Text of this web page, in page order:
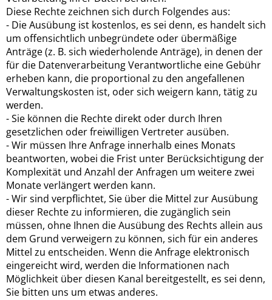
Diese Rechte zeichnen sich durch Folgendes aus:
- Die Ausübung ist kostenlos, es sei denn, es handelt sich
um offensichtlich unbegründete oder übermäßige
Anträge (z. B. sich wiederholende Anträge), in denen der
für die Datenverarbeitung Verantwortliche eine Gebühr
erheben kann, die proportional zu den angefallenen
Verwaltungskosten ist, oder sich weigern kann, tätig zu
werden.
- Sie können die Rechte direkt oder durch Ihren
gesetzlichen oder freiwilligen Vertreter ausüben.
- Wir müssen Ihre Anfrage innerhalb eines Monats
beantworten, wobei die Frist unter Berücksichtigung der
Komplexität und Anzahl der Anfragen um weitere zwei
Monate verlängert werden kann.
- Wir sind verpflichtet, Sie über die Mittel zur Ausübung
dieser Rechte zu informieren, die zugänglich sein
müssen, ohne Ihnen die Ausübung des Rechts allein aus
dem Grund verweigern zu können, sich für ein anderes
Mittel zu entscheiden. Wenn die Anfrage elektronisch
eingereicht wird, werden die Informationen nach
Möglichkeit über diesen Kanal bereitgestellt, es sei denn,
Sie bitten uns um etwas anderes.